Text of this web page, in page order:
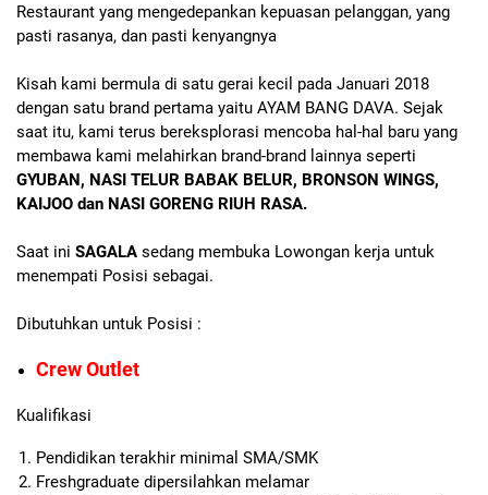
Restaurant yang mengedepankan kepuasan pelanggan, yang
pasti rasanya, dan pasti kenyangnya
Kisah kami bermula di satu gerai kecil pada Januari 2018
dengan satu brand pertama yaitu AYAM BANG DAVA. Sejak
saat itu, kami terus bereksplorasi mencoba hal-hal baru yang
membawa kami melahirkan brand-brand lainnya seperti
GYUBAN, NASI TELUR BABAK BELUR, BRONSON WINGS,
KAIJOO dan NASI GORENG RIUH RASA.
Saat ini SAGALA sedang membuka Lowongan kerja untuk
menempati Posisi sebagai.
Dibutuhkan untuk Posisi :
Crew Outlet
Kualifikasi
Pendidikan terakhir minimal SMA/SMK
Freshgraduate dipersilahkan melamar